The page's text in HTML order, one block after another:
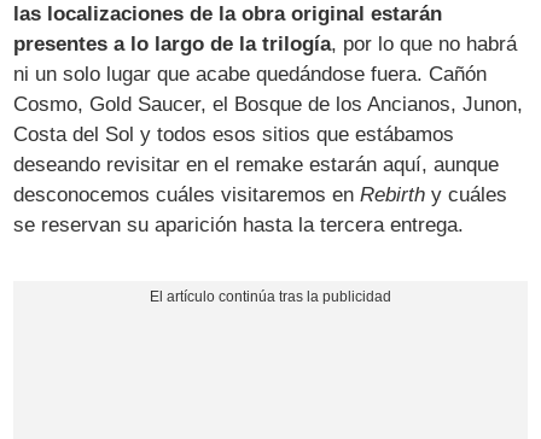
las localizaciones de la obra original estarán
presentes a lo largo de la trilogía, por lo que no habrá
ni un solo lugar que acabe quedándose fuera. Cañón
Cosmo, Gold Saucer, el Bosque de los Ancianos, Junon,
Costa del Sol y todos esos sitios que estábamos
deseando revisitar en el remake estarán aquí, aunque
desconocemos cuáles visitaremos enRebirth y cuáles
se reservan su aparición hasta la tercera entrega.